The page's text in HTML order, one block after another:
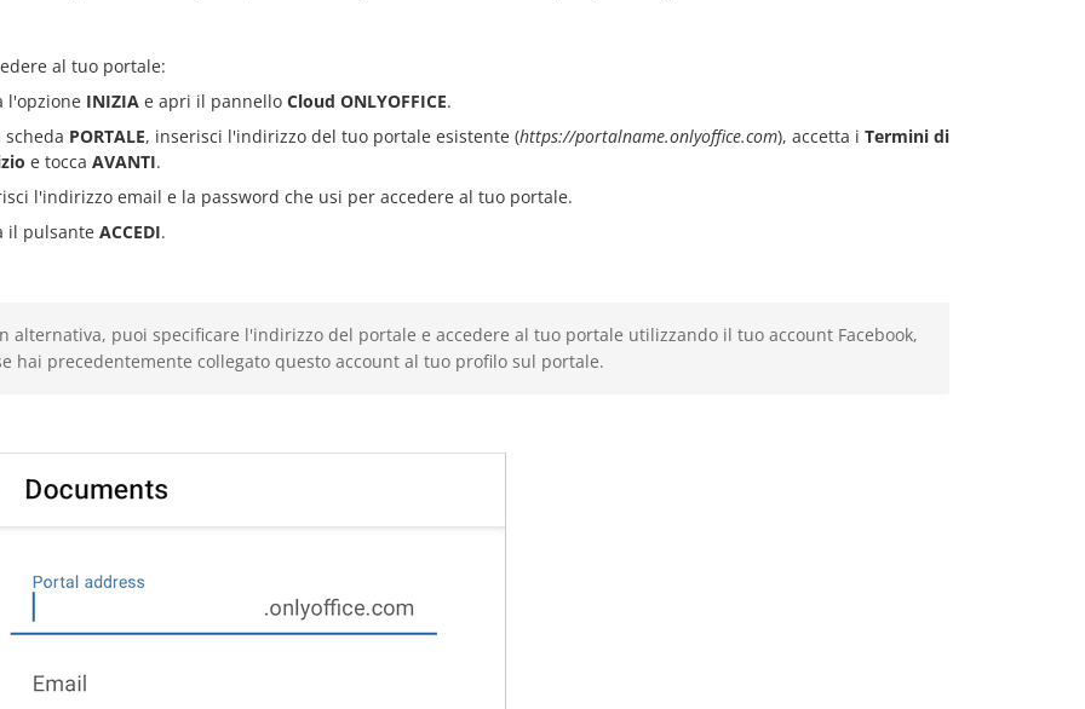
al tuo portale:
l'opzione INIZIA e apri il pannello Cloud ONLYOFFICE.
scheda PORTALE, inserisci l'indirizzo del tuo portale esistente (https://portalname.onlyoffice.com), accetta i Termini di
e tocca AVANTI.
l'indirizzo email e la password che usi per accedere al tuo portale.
il pulsante ACCEDI.
alternativa, puoi specificare l'indirizzo del portale e accedere al tuo portale utilizzando il tuo account Facebook,
hai precedentemente collegato questo account al tuo profilo sul portale.